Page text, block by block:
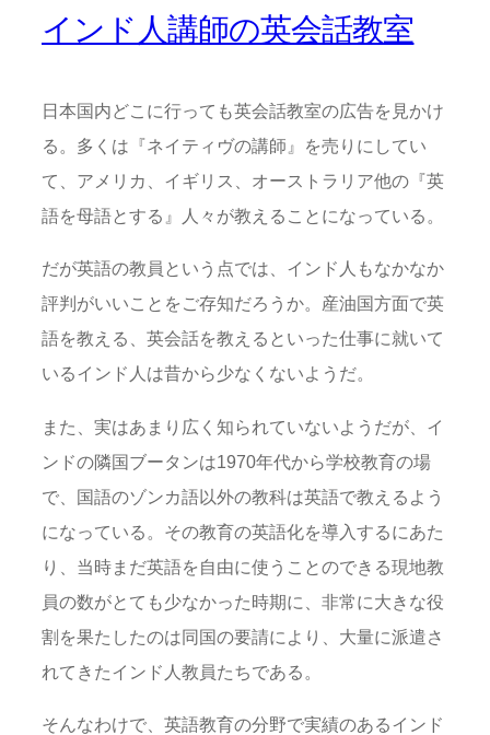
インド人講師の英会話教室
日本国内どこに行っても英会話教室の広告を見かけ
る。多くは『ネイティヴの講師』を売りにしてい
て、アメリカ、イギリス、オーストラリア他の『英
語を母語とする』人々が教えることになっている。
だが英語の教員という点では、インド人もなかなか
評判がいいことをご存知だろうか。産油国方面で英
語を教える、英会話を教えるといった仕事に就いて
いるインド人は昔から少なくないようだ。
また、実はあまり広く知られていないようだが、イ
ンドの隣国ブータンは1970年代から学校教育の場
で、国語のゾンカ語以外の教科は英語で教えるよう
になっている。その教育の英語化を導入するにあた
り、当時まだ英語を自由に使うことのできる現地教
員の数がとても少なかった時期に、非常に大きな役
割を果たしたのは同国の要請により、大量に派遣さ
れてきたインド人教員たちである。
そんなわけで、英語教育の分野で実績のあるインド